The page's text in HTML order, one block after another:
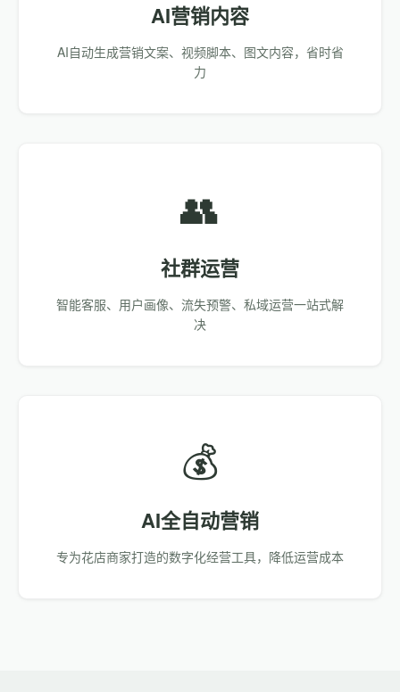
AI营销内容
AI自动生成营销文案、视频脚本、图文内容，省时省
力
👥
社群运营
智能客服、用户画像、流失预警、私域运营一站式解
决
💰
AI全自动营销
专为花店商家打造的数字化经营工具，降低运营成本